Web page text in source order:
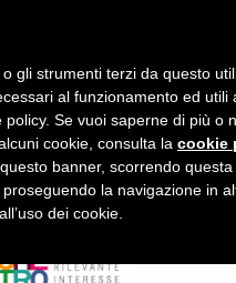
gli strumenti terzi da questo
al funzionamento ed utili
policy. Se vuoi saperne di più o
cookie, consulta la cookie
banner, scorrendo
la navigazione in
dei cookie.